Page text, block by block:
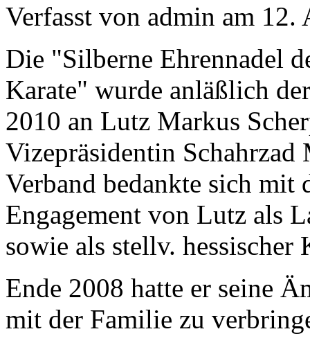
Verfasst von admin am
Die "Silberne Ehrennadel
Karate" wurde anläßlich
2010 an Lutz Markus
Vizepräsidentin
Verband bedankte sich mit
Engagement von Lutz als
sowie als stellv.
Ende 2008 hatte er seine
mit der Familie zu